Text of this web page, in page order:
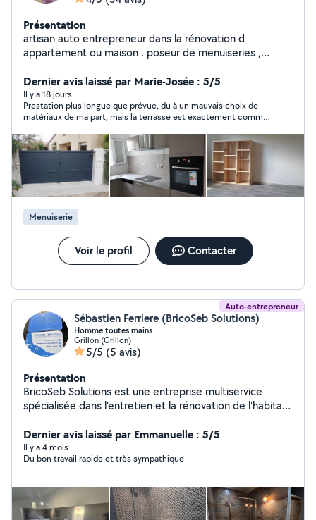
Présentation
artisan auto entrepreneur dans la rénovation d
appartement ou maison . poseur de menuiseries ,
peinture interieure et exterieure plus de 10 ans d
Dernier avis laissé par Marie-Josée : 5/5
Il y a 18 jours
Prestation plus longue que prévue, du à un mauvais choix de
matériaux de ma part, mais la terrasse est exactement comme
et à son ami Mathieu qui est venu l'aider.
Menuiserie
Voir le profil Contacter
Auto-entrepreneur
Sébastien Ferriere (BricoSeb Solutions)
Homme toutes mains
Grillon (Grillon)
5/5 (5 avis)
Présentation
BricoSeb Solutions est une entreprise multiservice
spécialisée dans l'entretien et la rénovation de l'habitat
gamme de prestation destinées aux particuliers ,
professionnels et collectivités
Dernier avis laissé par Emmanuelle : 5/5
Il y a 4 mois
Du bon travail rapide et très sympathique